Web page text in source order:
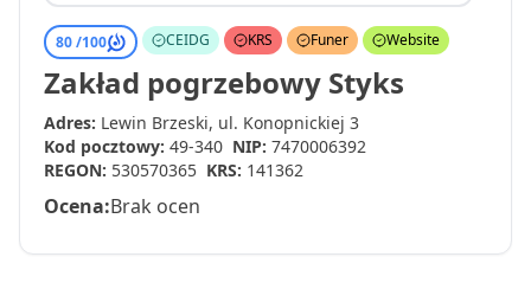
80 /100 CEIDG KRS Funer Website
Zakład pogrzebowy Styks
Adres: Lewin Brzeski, ul. Konopnickiej 3
Kod pocztowy: 49-340 NIP: 7470006392
REGON: 530570365 KRS: 141362
Ocena:Brak ocen